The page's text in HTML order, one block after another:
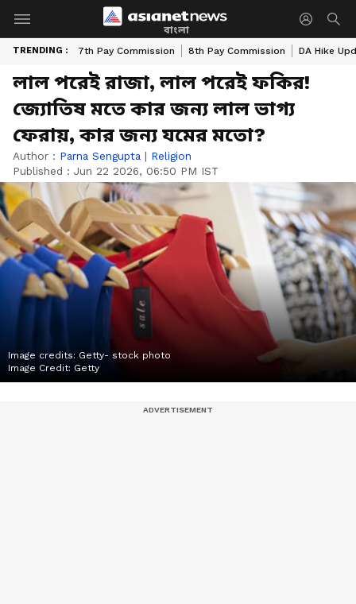
বাংলা
TRENDING : 7th Pay Commission 8th Pay Commission DA Hike
লাল পরেই রাজা, লাল পরেই ফকির!
জ্যোতিষ মতে কার জন্য লাল ভাগ্য
ফেরায়, কার জন্য যমের মতো?
Author : Parna Sengupta | Religion
Published : Jun 22 2026, 06:50 PM IST
Image credits: Getty- stock photo
Image Credit: Getty